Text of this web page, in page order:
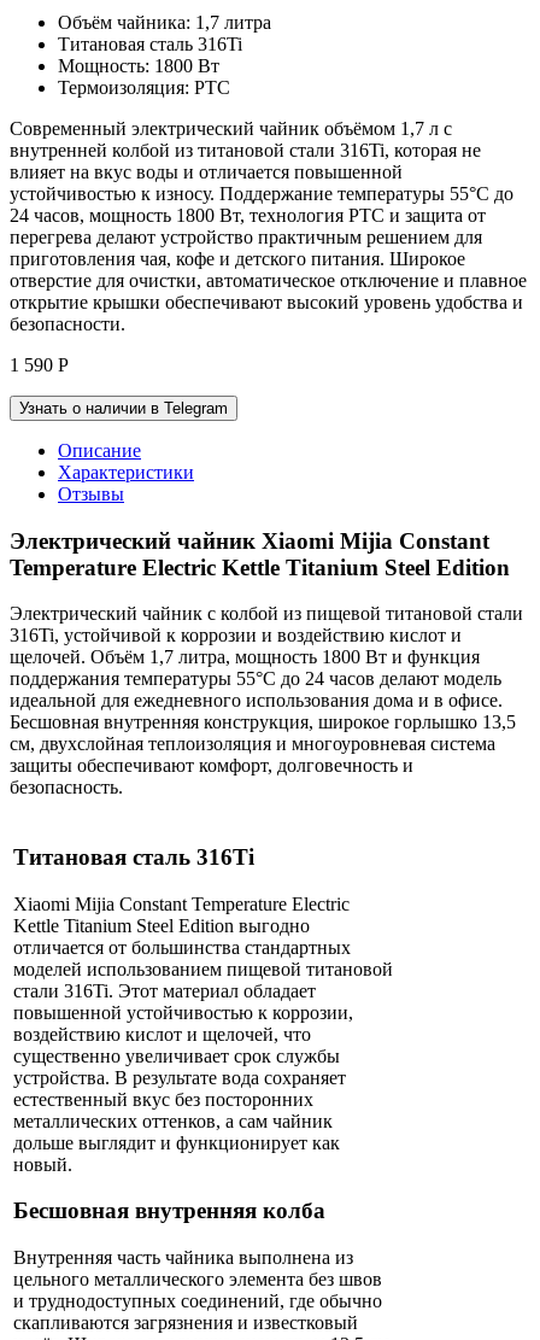
Объём чайника: 1,7 литра
Титановая сталь 316Ti
Мощность: 1800 Вт
Термоизоляция: PTC
Современный электрический чайник объёмом 1,7 л с
внутренней колбой из титановой стали 316Ti, которая не
влияет на вкус воды и отличается повышенной
устойчивостью к износу. Поддержание температуры 55°C до
24 часов, мощность 1800 Вт, технология PTC и защита от
перегрева делают устройство практичным решением для
приготовления чая, кофе и детского питания. Широкое
отверстие для очистки, автоматическое отключение и плавное
открытие крышки обеспечивают высокий уровень удобства и
безопасности.
1 590 Р
Узнать о наличии в Telegram
Описание
Характеристики
Отзывы
Электрический чайник Xiaomi Mijia Constant
Temperature Electric Kettle Titanium Steel Edition
Электрический чайник с колбой из пищевой титановой стали
316Ti, устойчивой к коррозии и воздействию кислот и
щелочей. Объём 1,7 литра, мощность 1800 Вт и функция
поддержания температуры 55°C до 24 часов делают модель
идеальной для ежедневного использования дома и в офисе.
Бесшовная внутренняя конструкция, широкое горлышко 13,5
см, двухслойная теплоизоляция и многоуровневая система
защиты обеспечивают комфорт, долговечность и
безопасность.
Титановая сталь 316Ti
Xiaomi Mijia Constant Temperature Electric
Kettle Titanium Steel Edition выгодно
отличается от большинства стандартных
моделей использованием пищевой титановой
стали 316Ti. Этот материал обладает
повышенной устойчивостью к коррозии,
воздействию кислот и щелочей, что
существенно увеличивает срок службы
устройства. В результате вода сохраняет
естественный вкус без посторонних
металлических оттенков, а сам чайник
дольше выглядит и функционирует как
новый.
Бесшовная внутренняя колба
Внутренняя часть чайника выполнена из
цельного металлического элемента без швов
и труднодоступных соединений, где обычно
скапливаются загрязнения и известковый